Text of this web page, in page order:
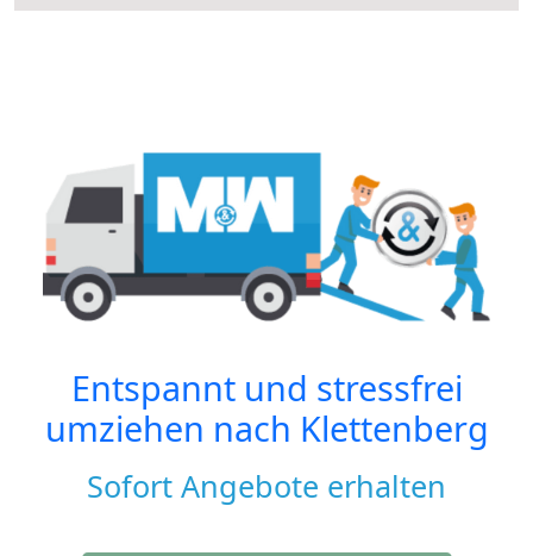
Entspannt und stressfrei
umziehen nach Klettenberg
Sofort Angebote erhalten